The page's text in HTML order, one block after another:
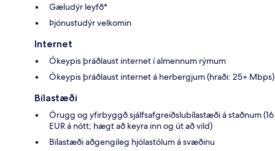
Gæludýr leyfð*
Þjónustudýr velkomin
Internet
Ókeypis þráðlaust internet í almennum rýmum
Ókeypis þráðlaust internet á herbergjum (hraði: 25+ Mbps)
Bílastæði
Örugg og yfirbyggð sjálfsafgreiðslubílastæði á staðnum (16
EUR á nótt; hægt að keyra inn og út að vild)
Bílastæði aðgengileg hjólastólum á svæðinu